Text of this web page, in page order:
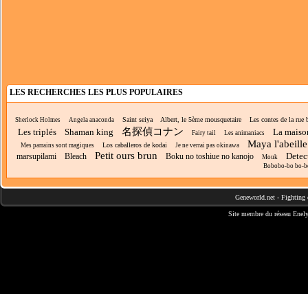
LES RECHERCHES LES PLUS POPULAIRES
Sherlock Holmes Angela anaconda Saint seiya Albert, le 5ème mousquetaire Les contes de la rue
Les triplés Shaman king 名探偵コナン Fairy tail Les animaniacs La
Mes parrains sont magiques Los caballeros de kodai Je ne verrai pas okinawa Maya l'abeille
marsupilami Bleach Petit ours brun Boku no toshiue no kanojo Mouk
Bobobo-bo bo-
Geneworld.net - Fighting
Site membre du réseau